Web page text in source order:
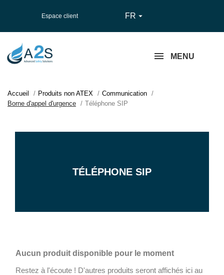
Espace client FR 
MENU
Accueil Produits non ATEX
Communication
Borne d'appel d'urgence
Téléphone SIP
TÉLÉPHONE SIP
Aucun produit disponible pour le moment
Restez à l'écoute ! D'autres produits seront affichés ici au